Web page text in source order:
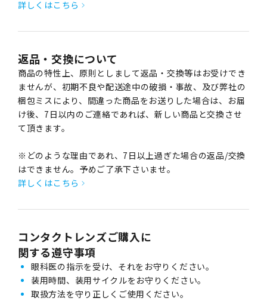
詳しくはこちら
返品・交換について
商品の特性上、原則としまして返品・交換等はお受けでき
ませんが、初期不良や配送途中の破損・事故、及び弊社の
梱包ミスにより、間違った商品をお送りした場合は、お届
け後、7日以内のご連絡であれば、新しい商品と交換させ
て頂きます。
※どのような理由であれ、7日以上過ぎた場合の返品/交換
はできません。予めご了承下さいませ。
詳しくはこちら
コンタクトレンズご購入に
関する遵守事項
眼科医の指示を受け、それをお守りください。
装用時間、装用サイクルをお守りください。
取扱方法を守り正しくご使用ください。